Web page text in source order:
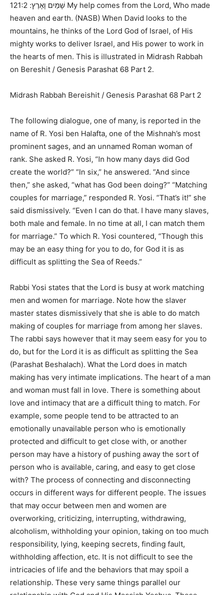
שָׁמַיִם וָאָרֶץ: 121:2 My help comes from the Lord, Who made
heaven and earth. (NASB) When David looks to the
mountains, he thinks of the Lord God of Israel, of His
mighty works to deliver Israel, and His power to work in
the hearts of men. This is illustrated in Midrash Rabbah
on Bereshit / Genesis Parashat 68 Part 2.
Midrash Rabbah Bereishit / Genesis Parashat 68 Part 2
The following dialogue, one of many, is reported in the
name of R. Yosi ben Halafta, one of the Mishnah’s most
prominent sages, and an unnamed Roman woman of
rank. She asked R. Yosi, “In how many days did God
create the world?” “In six,” he answered. “And since
then,” she asked, “what has God been doing?” “Matching
couples for marriage,” responded R. Yosi. “That’s it!” she
said dismissively. “Even I can do that. I have many slaves,
both male and female. In no time at all, I can match them
for marriage.” To which R. Yosi countered, “Though this
may be an easy thing for you to do, for God it is as
difficult as splitting the Sea of Reeds.”
Rabbi Yosi states that the Lord is busy at work matching
men and women for marriage. Note how the slaver
master states dismissively that she is able to do match
making of couples for marriage from among her slaves.
The rabbi says however that it may seem easy for you to
do, but for the Lord it is as difficult as splitting the Sea
(Parashat Beshalach). What the Lord does in match
making has very intimate implications. The heart of a man
and woman must fall in love. There is something about
love and intimacy that are a difficult thing to match. For
example, some people tend to be attracted to an
emotionally unavailable person who is emotionally
protected and difficult to get close with, or another
person may have a history of pushing away the sort of
person who is available, caring, and easy to get close
with? The process of connecting and disconnecting
occurs in different ways for different people. The issues
that may occur between men and women are
overworking, criticizing, interrupting, withdrawing,
alcoholism, withholding your opinion, taking on too much
responsibility, lying, keeping secrets, finding fault,
withholding affection, etc. It is not difficult to see the
intricacies of life and the behaviors that may spoil a
relationship. These very same things parallel our